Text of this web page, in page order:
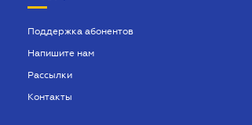
Поддержка абонентов
Напишите нам
Рассылки
Контакты